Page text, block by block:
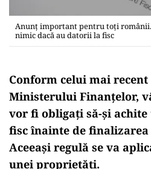
Anunț important pentru toți
nimic dacă au datorii la fisc
Conform celui mai
Ministerului Finanțelor,
vor fi obligați să-și
fisc înainte de
Aceeași regulă se va
unei proprietăți.